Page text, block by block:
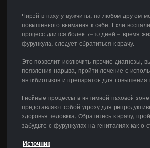
Чирей в паху у мужчины, на любом другом
повышенного внимания к себе. Если
процесс длится более 7–10 дней – время
фурункула, следует обратиться к врачу.
Это позволит исключить прочие диагнозы,
появления нарыва, пройти лечение с
антибиотиков и препаратов для повышения
Гнойные процессы в интимной паховой
представляют собой угрозу для
здоровья человека. Обратитесь к врачу,
забудьте о фурункулах на гениталиях как о
Источник